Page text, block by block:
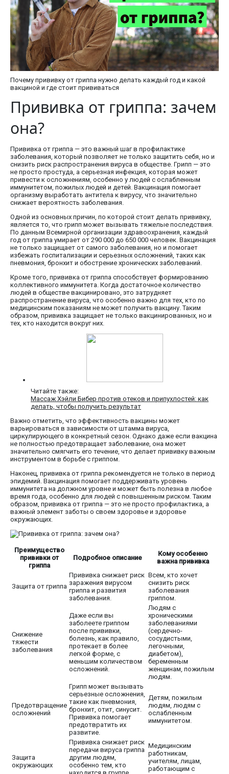
Почему прививку от гриппа нужно делать каждый год и какой
вакциной и где стоит прививаться
Прививка от гриппа: зачем
она?
Прививка от гриппа — это важный шаг в профилактике
заболевания, который позволяет не только защитить себя, но и
снизить риск распространения вируса в обществе. Грипп — это
не просто простуда, а серьезная инфекция, которая может
привести к осложнениям, особенно у людей с ослабленным
иммунитетом, пожилых людей и детей. Вакцинация помогает
организму выработать антитела к вирусу, что значительно
снижает вероятность заболевания.
Одной из основных причин, по которой стоит делать прививку,
является то, что грипп может вызывать тяжелые последствия.
По данным Всемирной организации здравоохранения, каждый
год от гриппа умирает от 290 000 до 650 000 человек. Вакцинация
не только защищает от самого заболевания, но и помогает
избежать госпитализации и серьезных осложнений, таких как
пневмония, бронхит и обострение хронических заболеваний.
Кроме того, прививка от гриппа способствует формированию
коллективного иммунитета. Когда достаточное количество
людей в обществе вакцинировано, это затрудняет
распространение вируса, что особенно важно для тех, кто по
медицинским показаниям не может получить вакцину. Таким
образом, прививка защищает не только вакцинированных, но и
тех, кто находится вокруг них.
Читайте также:
Массаж Хэйли Бибер против отеков и припухлостей: как
делать, чтобы получить результат
Важно отметить, что эффективность вакцины может
варьироваться в зависимости от штамма вируса,
циркулирующего в конкретный сезон. Однако даже если вакцина
не полностью предотвращает заболевание, она может
значительно смягчить его течение, что делает прививку важным
инструментом в борьбе с гриппом.
Наконец, прививка от гриппа рекомендуется не только в период
эпидемий. Вакцинация помогает поддерживать уровень
иммунитета на должном уровне и может быть полезна в любое
время года, особенно для людей с повышенным риском. Таким
образом, прививка от гриппа — это не просто профилактика, а
важный элемент заботы о своем здоровье и здоровье
окружающих.
Преимущество
прививки от
гриппа
Подробное описание
Кому особенно
важна прививка
Защита от гриппа
Прививка снижает риск
заражения вирусом
гриппа и развития
заболевания.
Всем, кто хочет
снизить риск
заболевания
гриппом.
Снижение
тяжести
заболевания
Даже если вы
заболеете гриппом
после прививки,
болезнь, как правило,
протекает в более
легкой форме, с
меньшим количеством
осложнений.
Людям с
хроническими
заболеваниями
(сердечно-
сосудистыми,
легочными,
диабетом),
беременным
женщинам, пожилым
людям.
Предотвращение
осложнений
Грипп может вызывать
серьезные осложнения,
такие как пневмония,
бронхит, отит, синусит.
Прививка помогает
предотвратить их
развитие.
Детям, пожилым
людям, людям с
ослабленным
иммунитетом.
Защита
окружающих
Прививка снижает риск
передачи вируса гриппа
другим людям,
особенно тем, кто
Медицинским
работникам,
учителям, лицам,
работающим с